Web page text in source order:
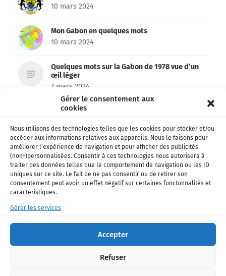
Gérer le consentement aux
cookies
Nous utilisons des technologies telles que les cookies pour stocker et/ou
accéder aux informations relatives aux appareils. Nous le faisons pour
améliorer l’expérience de navigation et pour afficher des publicités
(non-)personnalisées. Consentir à ces technologies nous autorisera à
traiter des données telles que le comportement de navigation ou les ID
uniques sur ce site. Le fait de ne pas consentir ou de retirer son
consentement peut avoir un effet négatif sur certaines fonctonnalités et
caractéristiques.
Gérer les services
Accepter
Refuser
10 mars 2024
Mon Gabon en quelques mots
10 mars 2024
Quelques mots sur la Gabon de 1978 vue d’un
œil léger
7 mars 2024
Archives 1978 – Le Gabon des français
Emma’a et Don’zer bien partis pour remporter
le Kora !
26 février 2024
Football • Ligue 1 – Officiel: Shavy Babicka
s’engage avec Toulouse !
18 janvier 2024
16 décembre 2023